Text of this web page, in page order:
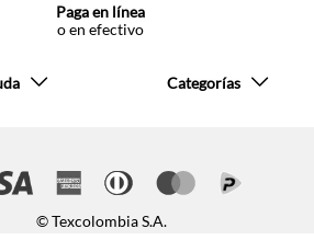
Paga en línea
o en efectivo
Categorías
© Texcolombia S.A.